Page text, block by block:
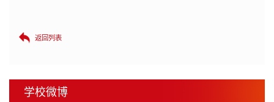
返回列表
学校微博